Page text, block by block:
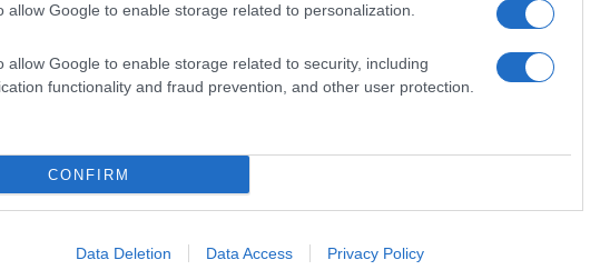
allow Google to enable storage related to personalization.
allow Google to enable storage related to security, including
functionality and fraud prevention, and other user protection.
CONFIRM
Data Deletion Data Access Privacy Policy
ovih kockica.Ako želite da pripremite nešto ukusno i lako
a ljeto je pravo vrijeme da ih probate.
grama margarina ili putera60 mililitara soka od pomorandže
mililitara hladnog mleka200 mičičitara vrhnja za šlag200 grama
vlastitom ukusu